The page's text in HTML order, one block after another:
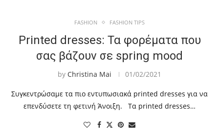
FASHION FASHION TIPS
Printed dresses: Τα φορέματα που
σας βάζουν σε spring mood
by Christina Mai 01/02/2021
Συγκεντρώσαμε τα πιο εντυπωσιακά printed dresses για να
επενδύσετε τη φετινή Άνοιξη. Τα printed dresses…